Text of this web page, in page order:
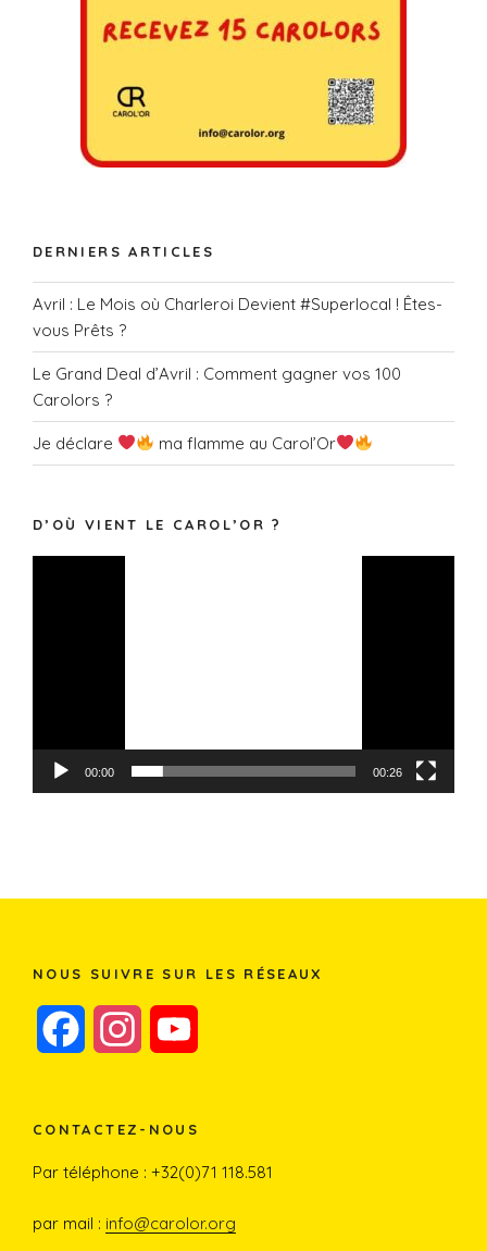
DERNIERS ARTICLES
Avril : Le Mois où Charleroi Devient #Superlocal ! Êtes-
vous Prêts ?
Le Grand Deal d’Avril : Comment gagner vos 100
Carolors ?
Je déclare ma flamme au Carol’Or
D’OÙ VIENT LE CAROL’OR ?
00:00 00:26
NOUS SUIVRE SUR LES RÉSEAUX
c
e
b
s
t
a
T
u
CONTACTEZ-NOUS
Par téléphone : +32(0)71 118.581
par mail : info@carolor.org